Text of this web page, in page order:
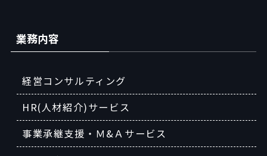
業務内容
経営コンサルティング
HR(人材紹介)サービス
事業承継支援・Ｍ&Ａサービス